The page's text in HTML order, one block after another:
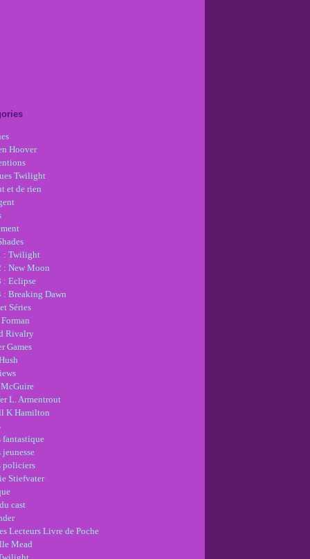
Hoover
Twilight
et de rien
: Twilight
: New Moon
: Eclipse
: Breaking Dawn
Séries
Rivalry
Games
McGuire
L. Armentrout
K Hamilton
fantastique
policiers
Stiefvater
cast
Lecteurs Livre de Poche
Mead